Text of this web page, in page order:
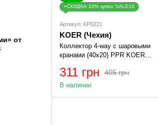
+СКИДКА 10% купон SALE10
Артикул: KP0221
KOER (Чехия)
Коллектор 4-way с шаровыми
кранами (40x20) PPR KOER
405 грн
311 грн
В наличии
от